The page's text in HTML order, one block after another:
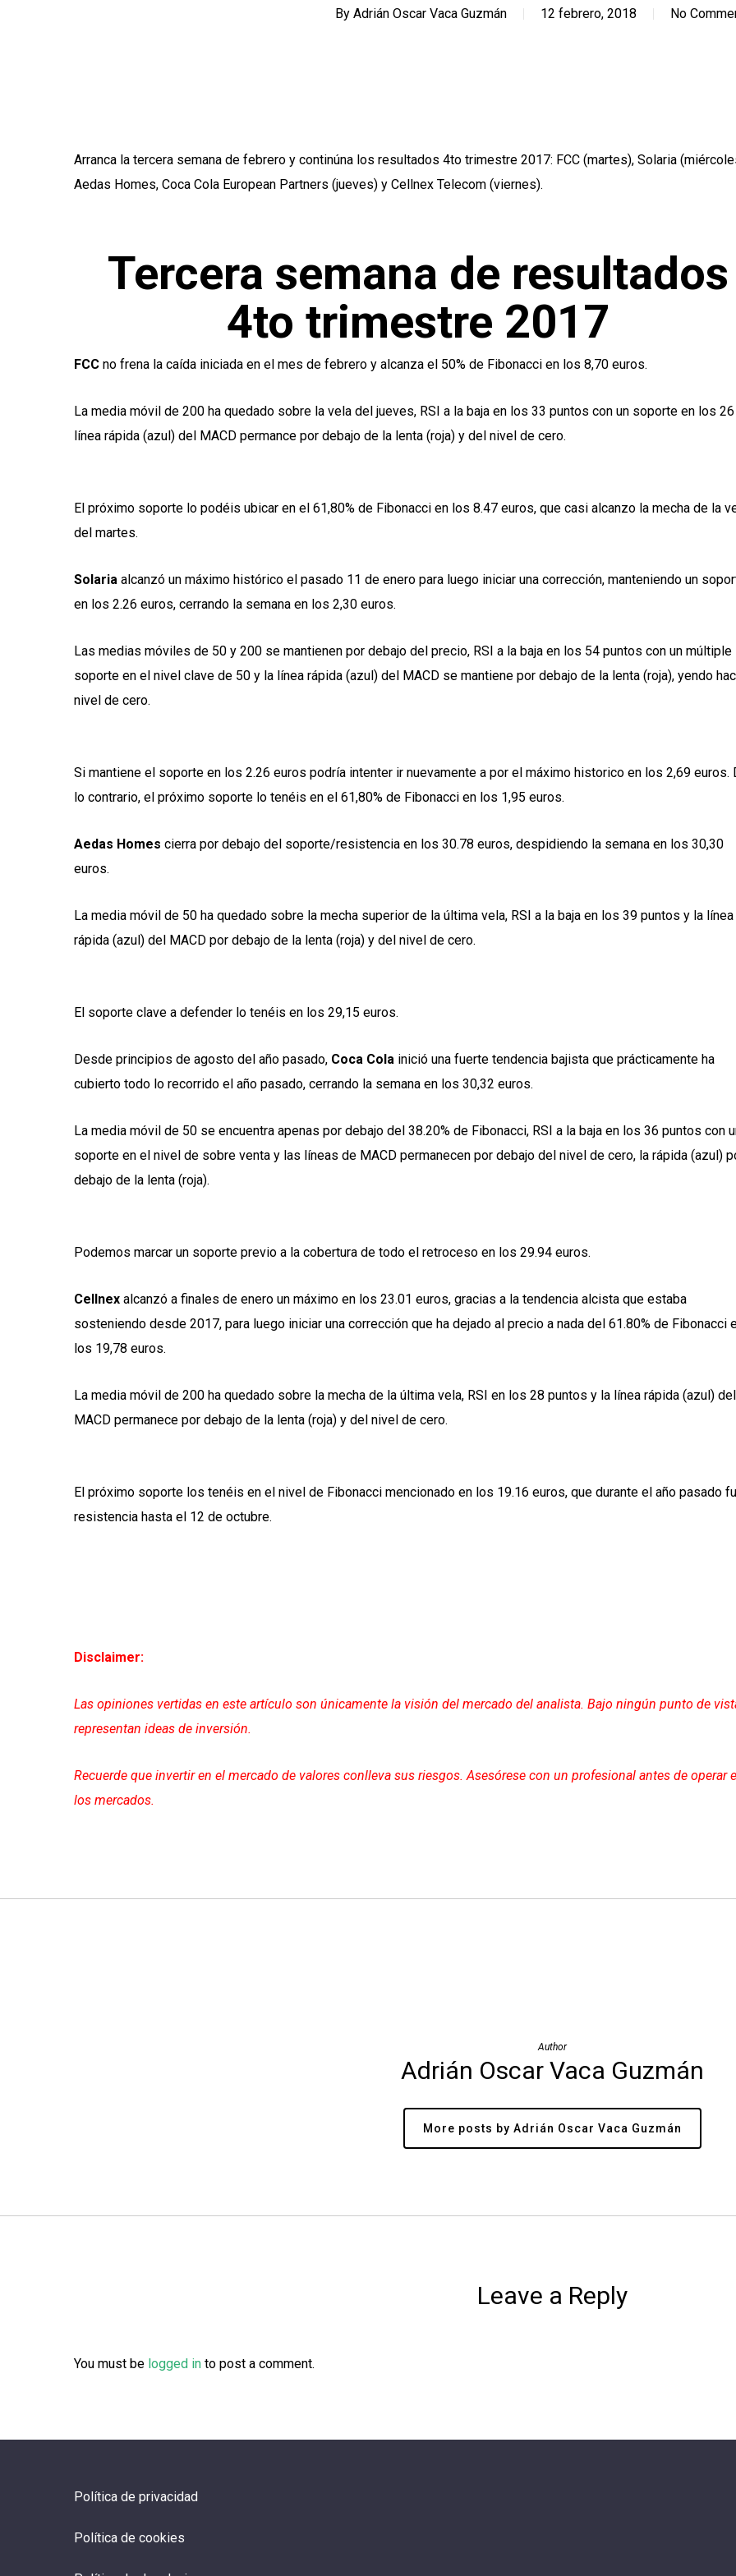
By Adrián Oscar Vaca Guzmán 12 febrero, 2018 No
Arranca la tercera semana de febrero y continúna los resultados 4to trimestre 2017: FCC (martes), Solaria
Aedas Homes, Coca Cola European Partners (jueves) y Cellnex Telecom (viernes).
Tercera semana de resultados
4to trimestre 2017
FCC no frena la caída iniciada en el mes de febrero y alcanza el 50% de Fibonacci en los 8,70 euros.
La media móvil de 200 ha quedado sobre la vela del jueves, RSI a la baja en los 33 puntos con un soporte en los
línea rápida (azul) del MACD permance por debajo de la lenta (roja) y del nivel de cero.
El próximo soporte lo podéis ubicar en el 61,80% de Fibonacci en los 8.47 euros, que casi alcanzo la mecha de la
del martes.
Solaria alcanzó un máximo histórico el pasado 11 de enero para luego iniciar una corrección, manteniendo un
en los 2.26 euros, cerrando la semana en los 2,30 euros.
Las medias móviles de 50 y 200 se mantienen por debajo del precio, RSI a la baja en los 54 puntos con un múltiple
soporte en el nivel clave de 50 y la línea rápida (azul) del MACD se mantiene por debajo de la lenta (roja), yendo
nivel de cero.
Si mantiene el soporte en los 2.26 euros podría intenter ir nuevamente a por el máximo historico en los 2,69 euros.
lo contrario, el próximo soporte lo tenéis en el 61,80% de Fibonacci en los 1,95 euros.
Aedas Homes cierra por debajo del soporte/resistencia en los 30.78 euros, despidiendo la semana en los 30,30
euros.
La media móvil de 50 ha quedado sobre la mecha superior de la última vela, RSI a la baja en los 39 puntos y la línea
rápida (azul) del MACD por debajo de la lenta (roja) y del nivel de cero.
El soporte clave a defender lo tenéis en los 29,15 euros.
Desde principios de agosto del año pasado, Coca Cola inició una fuerte tendencia bajista que prácticamente ha
cubierto todo lo recorrido el año pasado, cerrando la semana en los 30,32 euros.
La media móvil de 50 se encuentra apenas por debajo del 38.20% de Fibonacci, RSI a la baja en los 36 puntos con
soporte en el nivel de sobre venta y las líneas de MACD permanecen por debajo del nivel de cero, la rápida (azul)
debajo de la lenta (roja).
Podemos marcar un soporte previo a la cobertura de todo el retroceso en los 29.94 euros.
Cellnex alcanzó a finales de enero un máximo en los 23.01 euros, gracias a la tendencia alcista que estaba
sosteniendo desde 2017, para luego iniciar una corrección que ha dejado al precio a nada del 61.80% de Fibonacci
los 19,78 euros.
La media móvil de 200 ha quedado sobre la mecha de la última vela, RSI en los 28 puntos y la línea rápida (azul) del
MACD permanece por debajo de la lenta (roja) y del nivel de cero.
El próximo soporte los tenéis en el nivel de Fibonacci mencionado en los 19.16 euros, que durante el año pasado
resistencia hasta el 12 de octubre.
Disclaimer:
Las opiniones vertidas en este artículo son únicamente la visión del mercado del analista. Bajo ningún punto de
representan ideas de inversión.
Recuerde que invertir en el mercado de valores conlleva sus riesgos. Asesórese con un profesional antes de operar
los mercados.
Author
Adrián Oscar Vaca Guzmán
More posts by Adrián Oscar Vaca Guzmán
Leave a Reply
You must be logged in to post a comment.
Política de privacidad
Política de cookies